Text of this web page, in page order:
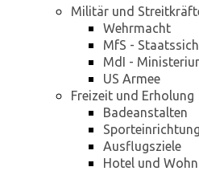
Militär und
Wehrmacht
MfS -
MdI -
US Armee
Freizeit und Erholung
Badeanstalten
Ausflugsziele
Hotel und